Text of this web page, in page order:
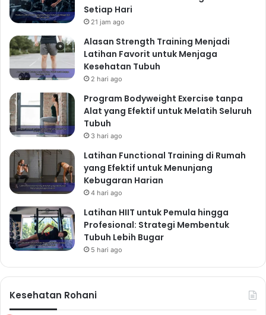
Setiap Hari
21 jam ago
Alasan Strength Training Menjadi
Latihan Favorit untuk Menjaga
Kesehatan Tubuh
2 hari ago
Program Bodyweight Exercise tanpa
Alat yang Efektif untuk Melatih Seluruh
Tubuh
3 hari ago
Latihan Functional Training di Rumah
yang Efektif untuk Menunjang
Kebugaran Harian
4 hari ago
Latihan HIIT untuk Pemula hingga
Profesional: Strategi Membentuk
Tubuh Lebih Bugar
5 hari ago
Kesehatan Rohani